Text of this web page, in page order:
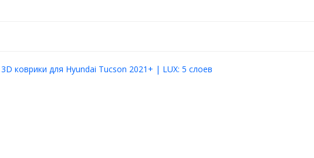
3D коврики для Hyundai Tucson 2021+ | LUX: 5 слоев